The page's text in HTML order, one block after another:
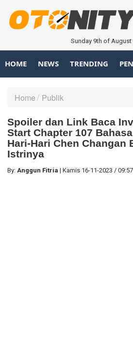
Sunday 9th of August
HOME NEWS TRENDING
Home Publik
Spoiler dan Link Baca
Start Chapter 107
Hari-Hari Chen Changan
Istrinya
By: Anggun Fitria | Kamis 16-11-2023 /